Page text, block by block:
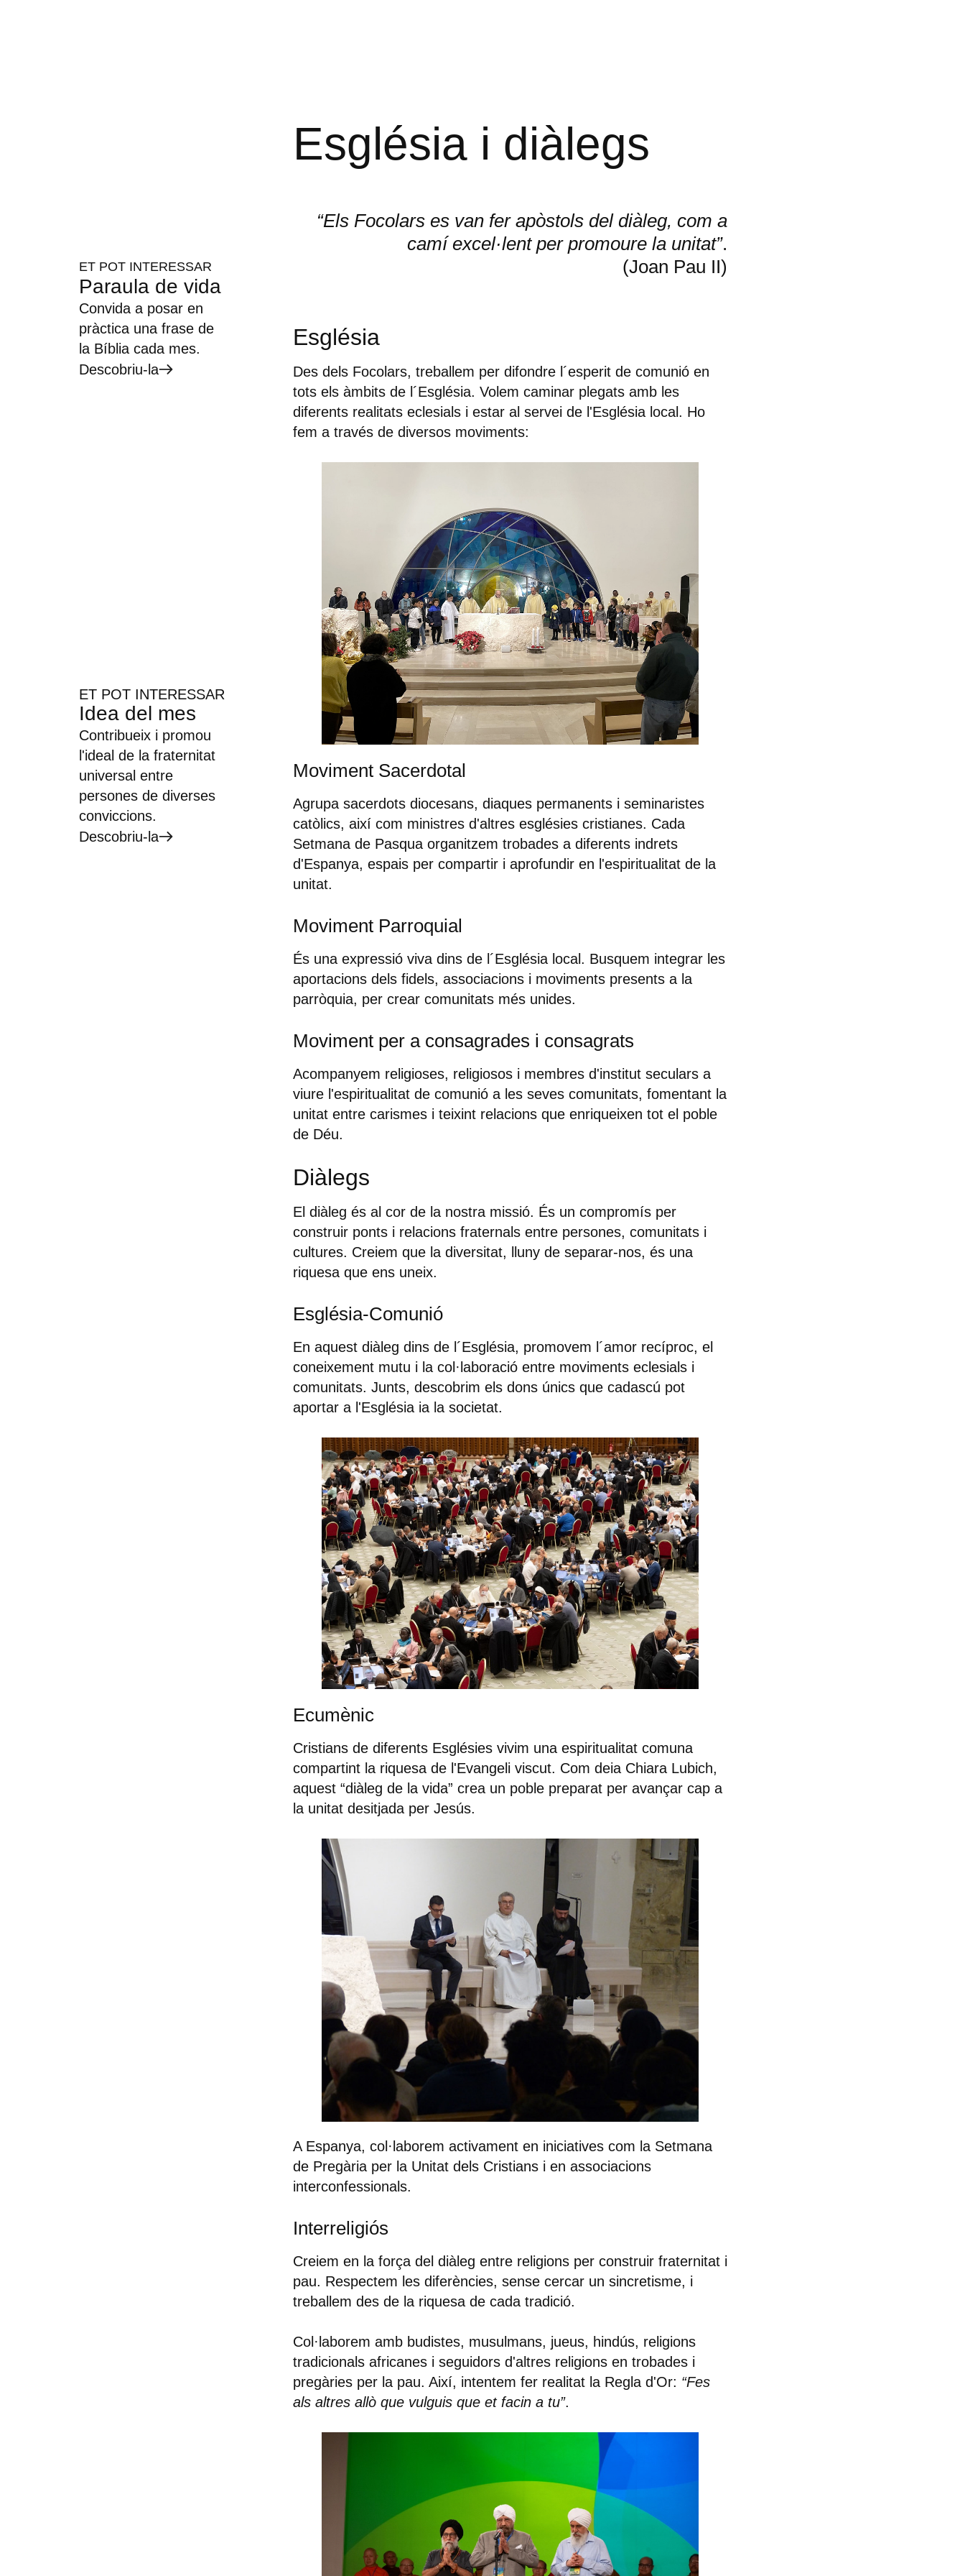
ET POT INTERESSAR
Paraula de vida
Convida a posar en
pràctica una frase de
la Bíblia cada mes.
Descobriu-la
ET POT INTERESSAR
Idea del mes
Contribueix i promou
l'ideal de la fraternitat
universal entre
persones de diverses
conviccions.
Descobriu-la
Església i diàlegs
“Els Focolars es van fer apòstols del diàleg, com a
camí excel·lent per promoure la unitat”.
(Joan Pau II)
Església
Des dels Focolars, treballem per difondre l´esperit de comunió en
tots els àmbits de l´Església. Volem caminar plegats amb les
diferents realitats eclesials i estar al servei de l'Església local. Ho
fem a través de diversos moviments:
Moviment Sacerdotal
Agrupa sacerdots diocesans, diaques permanents i seminaristes
catòlics, així com ministres d'altres esglésies cristianes. Cada
Setmana de Pasqua organitzem trobades a diferents indrets
d'Espanya, espais per compartir i aprofundir en l'espiritualitat de la
unitat.
Moviment Parroquial
És una expressió viva dins de l´Església local. Busquem integrar les
aportacions dels fidels, associacions i moviments presents a la
parròquia, per crear comunitats més unides.
Moviment per a consagrades i consagrats
Acompanyem religioses, religiosos i membres d'institut seculars a
viure l'espiritualitat de comunió a les seves comunitats, fomentant la
unitat entre carismes i teixint relacions que enriqueixen tot el poble
de Déu.
Diàlegs
El diàleg és al cor de la nostra missió. És un compromís per
construir ponts i relacions fraternals entre persones, comunitats i
cultures. Creiem que la diversitat, lluny de separar-nos, és una
riquesa que ens uneix.
Església-Comunió
En aquest diàleg dins de l´Església, promovem l´amor recíproc, el
coneixement mutu i la col·laboració entre moviments eclesials i
comunitats. Junts, descobrim els dons únics que cadascú pot
aportar a l'Església ia la societat.
Ecumènic
Cristians de diferents Esglésies vivim una espiritualitat comuna
compartint la riquesa de l'Evangeli viscut. Com deia Chiara Lubich,
aquest “diàleg de la vida” crea un poble preparat per avançar cap a
la unitat desitjada per Jesús.
A Espanya, col·laborem activament en iniciatives com la Setmana
de Pregària per la Unitat dels Cristians i en associacions
interconfessionals.
Interreligiós
Creiem en la força del diàleg entre religions per construir fraternitat i
pau. Respectem les diferències, sense cercar un sincretisme, i
treballem des de la riquesa de cada tradició.
Col·laborem amb budistes, musulmans, jueus, hindús, religions
tradicionals africanes i seguidors d'altres religions en trobades i
pregàries per la pau. Així, intentem fer realitat la Regla d'Or: “Fes
als altres allò que vulguis que et facin a tu”.